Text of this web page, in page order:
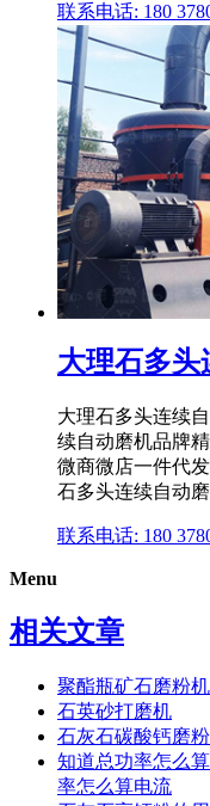
联系电话: 180
大理石多头
大理石多头连续
续自动磨机品牌
微商微店一件代
石多头连续自动
联系电话: 180
Menu
相关文章
聚酯瓶矿石磨粉机
石英砂打磨机
石灰石碳酸钙磨
知道总功率怎么
率怎么算电流